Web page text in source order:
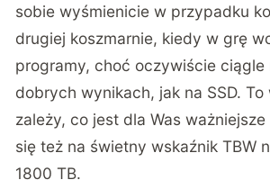
sobie wyśmienicie w przypadku
drugiej koszmarnie, kiedy w grę
programy, choć oczywiście ciągle
dobrych wynikach, jak na SSD. To
zależy, co jest dla Was
się też na świetny wskaźnik TBW
1800 TB.